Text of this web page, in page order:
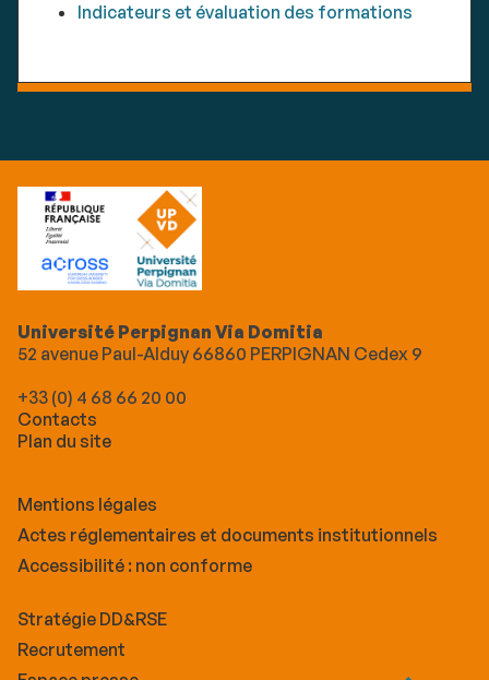
Indicateurs et évaluation des formations
Université Perpignan Via Domitia
52 avenue Paul-Alduy 66860 PERPIGNAN Cedex 9
+33 (0) 4 68 66 20 00
Contacts
Plan du site
Mentions légales
Actes réglementaires et documents institutionnels
Accessibilité : non conforme
Stratégie DD&RSE
Recrutement